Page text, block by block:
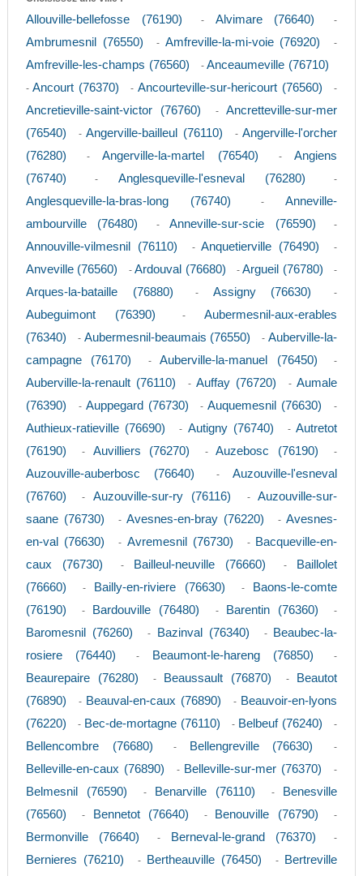
Allouville-bellefosse (76190) - Alvimare (76640) -
Ambrumesnil (76550) - Amfreville-la-mi-voie (76920) -
Amfreville-les-champs (76560) -Anceaumeville (76710)
-Ancourt (76370) -Ancourteville-sur-hericourt (76560) -
Ancretieville-saint-victor (76760) -Ancretteville-sur-mer
(76540)
-Angerville-bailleul (76110) -Angerville-l'orcher
(76280)
-Angerville-la-martel (76540) -Angiens
(76740)
- Anglesqueville-l'esneval (76280) -
Anglesqueville-la-bras-long (76740) -Anneville-
ambourville (76480)
-Anneville-sur-scie (76590) -
Annouville-vilmesnil (76110) -Anquetierville (76490) -
Anveville (76560) -Ardouval (76680) -Argueil (76780) -
Arques-la-bataille (76880) - Assigny (76630) -
Aubeguimont (76390) -Aubermesnil-aux-erables
(76340)
- Aubermesnil-beaumais (76550) -Auberville-la-
campagne (76170)
-Auberville-la-manuel (76450) -
Auberville-la-renault (76110) - Auffay (76720) -Aumale
(76390)
- Auppegard (76730) -Auquemesnil (76630) -
Authieux-ratieville (76690) - Autigny (76740) -Autretot
(76190)
- Auvilliers (76270) -Auzebosc (76190) -
Auzouville-auberbosc (76640) -Auzouville-l'esneval
(76760)
- Auzouville-sur-ry (76116) -Auzouville-sur-
saane (76730)
-Avesnes-en-bray (76220) -Avesnes-
en-val (76630)
- Avremesnil (76730) - Bacqueville-en-
caux (76730)
- Bailleul-neuville (76660) -
Baillolet
(76660)
- Bailly-en-riviere (76630) -
Baons-le-comte
(76190)
- Bardouville (76480) - Barentin (76360) -
Baromesnil (76260) - Bazinval (76340) -
Beaubec-la-
rosiere (76440)
- Beaumont-le-hareng (76850) -
Beaurepaire (76280) - Beaussault (76870) -
Beautot
(76890)
- Beauval-en-caux (76890) - Beauvoir-en-lyons
(76220)
- Bec-de-mortagne (76110) - Belbeuf (76240) -
Bellencombre (76680) - Bellengreville (76630) -
Belleville-en-caux (76890) - Belleville-sur-mer (76370) -
Belmesnil (76590) - Benarville (76110) -
Benesville
(76560)
- Bennetot (76640) - Benouville (76790) -
Bermonville (76640) - Berneval-le-grand (76370) -
Bernieres (76210) - Bertheauville (76450) -
Bertreville